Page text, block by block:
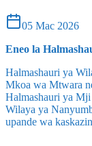
05 Mac 2026
Eneo la
Halmashauri ya
Mkoa wa Mtwara
Halmashauri ya
Wilaya ya
upande wa